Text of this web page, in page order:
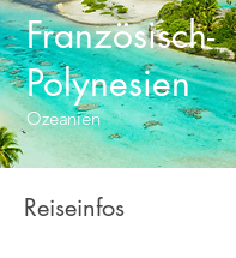
Französisch-
Polynesien
Ozeanien
Reiseinfos